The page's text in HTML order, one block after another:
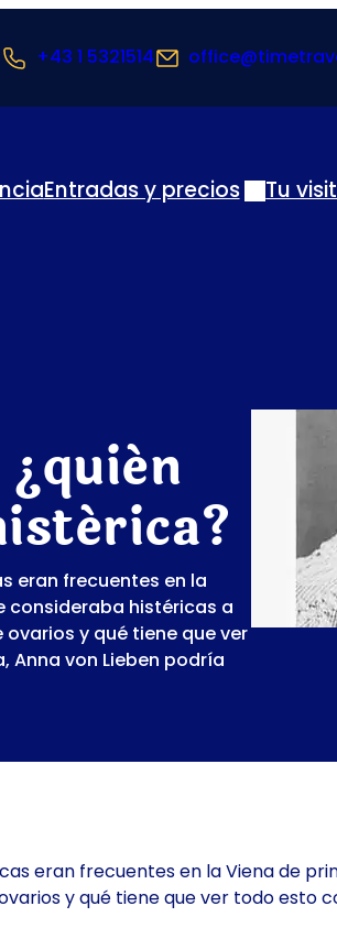
+43 1 5321514
Entradas y precios Tu
eran frecuentes en la
consideraba histéricas a
y qué tiene que ver
Anna von Lieben podría
eran frecuentes en la Viena de
y qué tiene que ver todo esto